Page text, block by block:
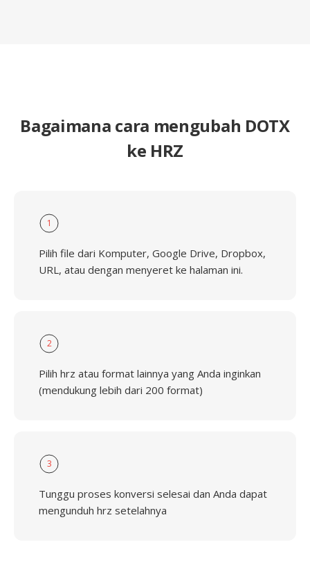
Bagaimana cara mengubah DOTX
ke HRZ
1
Pilih file dari Komputer, Google Drive, Dropbox,
URL, atau dengan menyeret ke halaman ini.
2
Pilih hrz atau format lainnya yang Anda inginkan
(mendukung lebih dari 200 format)
3
Tunggu proses konversi selesai dan Anda dapat
mengunduh hrz setelahnya